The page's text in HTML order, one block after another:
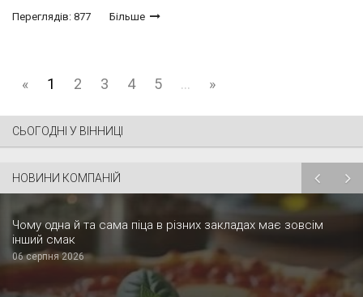
Переглядів: 877 Більше
« 1 2 3 4 5 ... »
СЬОГОДНІ У ВІННИЦІ
НОВИНИ КОМПАНІЙ
Чому одна й та сама піца в різних закладах має зовсім
інший смак
06 серпня 2026